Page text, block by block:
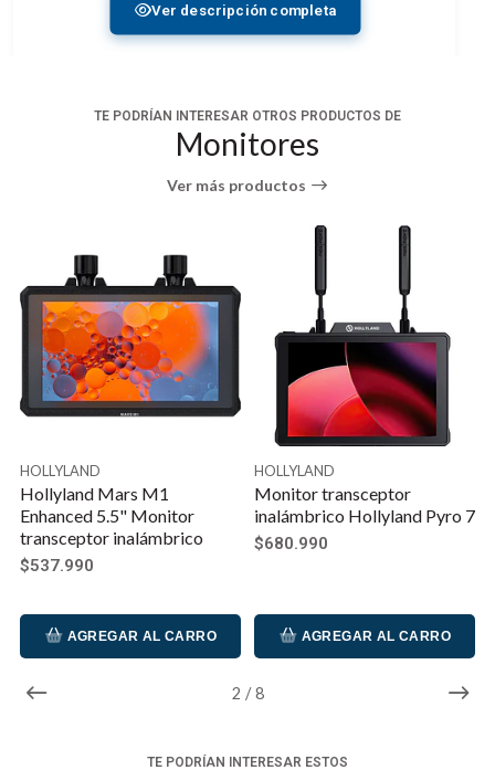
de datos a alta velocidad de 18 Gbps necesaria para
transmitir señales de vídeo 4K y 4K HDR hasta a
funciones de comunicación de datos avanzadas.
de datos a 18 Gbps, transmisión de vídeo 4K y
Transferencia de datos fiable gracias al
cableado de hilos de cobre AWG 30 con
aislamiento de triple capa
Conector HDMI Tipo A con enchufe de zinc
fundido y aislamiento metálico interno contra el
ruido de la señal
Ver descripción completa
TE PODRÍAN INTERESAR OTROS PRODUCTOS DE
Monitores
Ver más productos
2 / 8
HOLLYLAND
Hollyland Mars M1
Enhanced 5.5" Monitor
transceptor inalámbrico
$537.990
AGREGAR AL CARRO
HOLLYLAND
Monitor transceptor
inalámbrico Hollyland Pyro 7
$680.990
AGREGAR AL CARRO
TE PODRÍAN INTERESAR ESTOS